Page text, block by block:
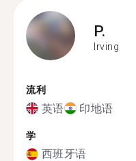
P.
Irving
流利
英语 印地语
学
西班牙语